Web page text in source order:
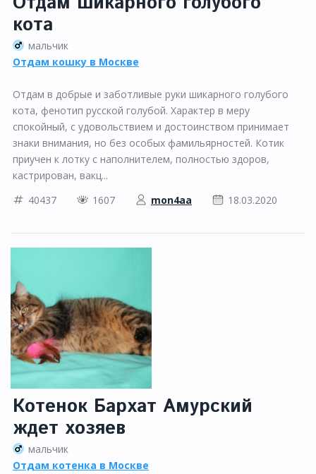
кота
мальчик
Отдам кошку в Москве
Отдам в добрые и заботливые руки шикарного голубого
кота, фенотип русской голубой. Характер в меру
спокойный, с удовольствием и достоинством принимает
знаки внимания, но без особых фамильярностей. Котик
приучен к лотку с наполнителем, полностью здоров,
кастрирован, вакц...
40437
1607 mon4aa 18.03.2020
Котенок Бархат Амурский
ждет хозяев
мальчик
Отдам котенка в Москве